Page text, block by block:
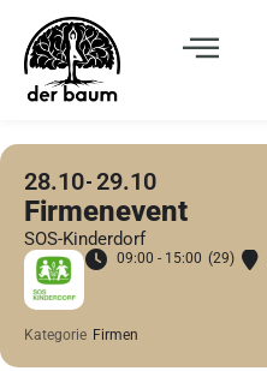
28.10 29.10
Firmenevent
SOS-Kinderdorf
09:00 - 15:00 (29)
Kategorie Firmen